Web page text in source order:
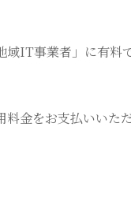
IT事業者」に有料
金をお支払いいた